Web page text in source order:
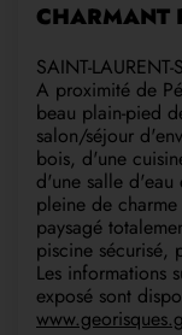
CHARMANT
SAINT-
A proximité de
beau plain-pied
salon/séjour
bois, d'une
d'une salle d'eau
pleine de
paysagé
piscine sécurisé,
Les informations
exposé sont